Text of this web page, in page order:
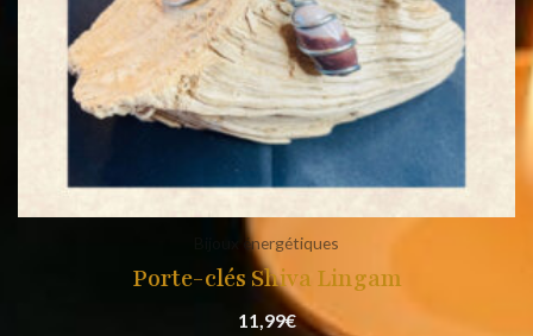
Bijoux énergétiques
Porte-clés Shiva Lingam
11,99€